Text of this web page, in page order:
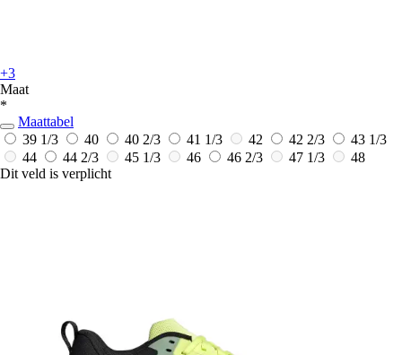
+3
Maat
*
Maattabel
39 1/3
40 40 2/3 41 1/3 42 42 2/3
43 1/3
44
44 2/3 45 1/3 46 46 2/3 47 1/3
48
Dit veld is verplicht